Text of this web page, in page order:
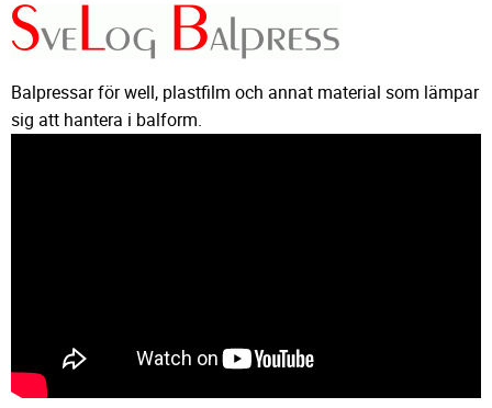
Balpressar för well, plastfilm och annat material som lämpar
sig att hantera i balform.